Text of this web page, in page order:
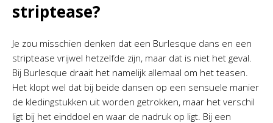
striptease?
Je zou misschien denken dat een Burlesque dans en een
striptease vrijwel hetzelfde zijn, maar dat is niet het geval.
Bij Burlesque draait het namelijk allemaal om het teasen.
Het klopt wel dat bij beide dansen op een sensuele manier
de kledingstukken uit worden getrokken, maar het verschil
ligt bij het einddoel en waar de nadruk op ligt. Bij een